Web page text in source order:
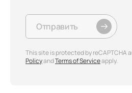
Отправить
This site is protected by reCAPTCHA
PolicyandTerms of Serviceapply.